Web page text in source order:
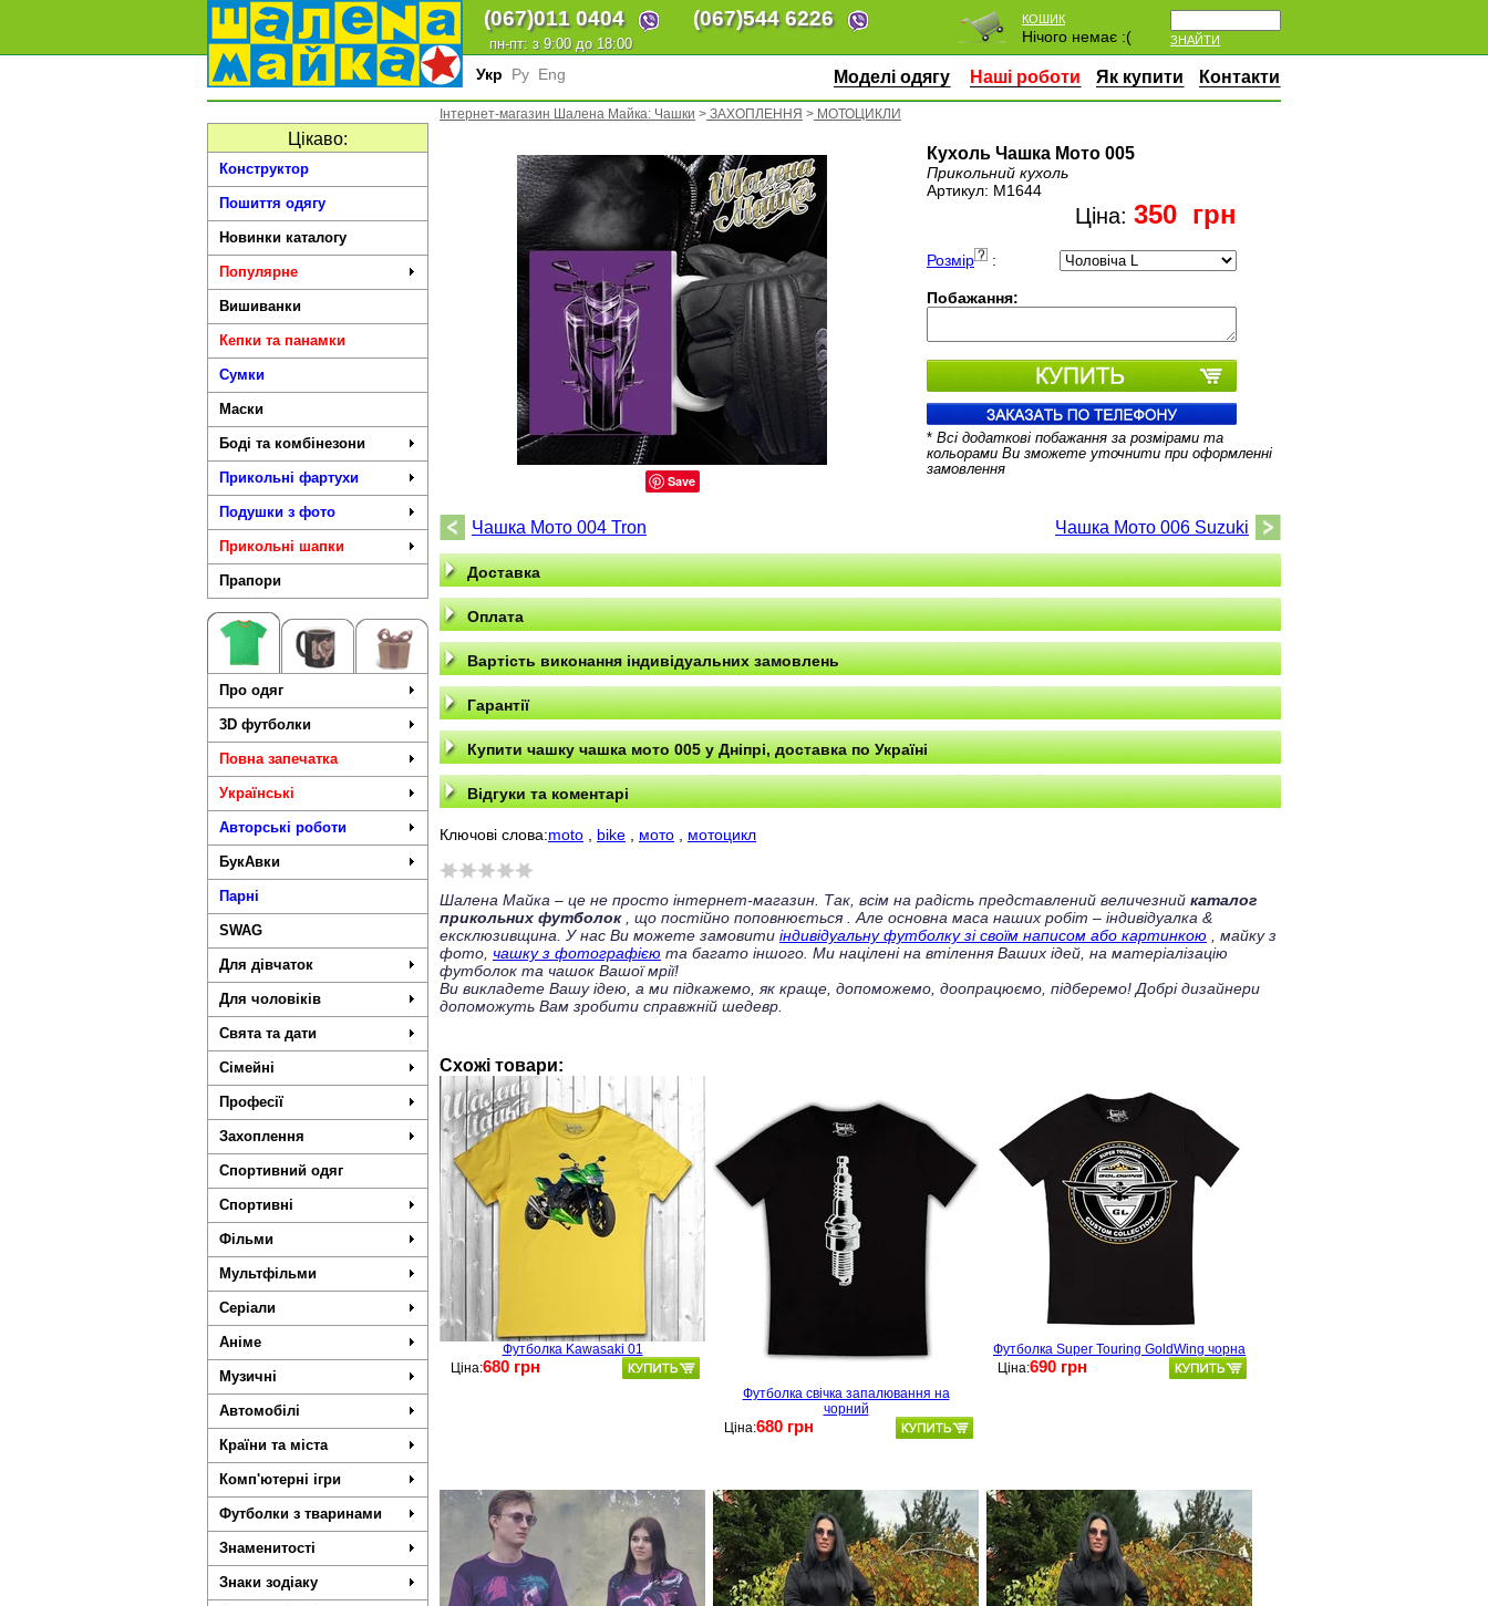
(067)011 0404 (067)544 6226
пн-пт: з 9:00 до 18:00 ЗНАЙТИ
КОШИК
Нічого немає :(
Укр Ру Eng Моделі одягу Наші роботи Як купити Контакти
Цікаво:
Конструктор
Пошиття одягу
Новинки каталогу
Популярне
Вишиванки
Кепки та панамки
Сумки
Маски
Боді та комбінезони
Прикольні фартухи
Подушки з фото
Прикольні шапки
Прапори
Про одяг
3D футболки
Повна запечатка
Українські
Авторські роботи
БукАвки
Парні
SWAG
Для дівчаток
Для чоловіків
Свята та дати
Сімейні
Професії
Захоплення
Спортивний одяг
Спортивні
Фільми
Мультфільми
Серіали
Аніме
Музичні
Автомобілі
Країни та міста
Комп'ютерні ігри
Футболки з тваринами
Знаменитості
Знаки зодіаку
Інтернет-магазин Шалена Майка: Чашки > ЗАХОПЛЕННЯ > МОТОЦИКЛИ
Save
Кухоль Чашка Мото 005
Прикольний кухоль
Артикул: M1644
Ціна: 350 грн
Розмір :
Побажання:
* Всі додаткові побажання за розмірами та
кольорами Ви зможете уточнити при оформленні
замовлення
Чашка Мото 004 Tron Чашка Мото 006 Suzuki
Доставка
Оплата
Вартість виконання індивідуальних замовлень
Гарантії
Купити чашку чашка мото 005 у Дніпрі, доставка по Україні
Відгуки та коментарі
Ключові слова:moto bike мото мотоцикл
Шалена Майка – це не просто інтернет-магазин. Так, всім на радість представлений величезний каталог
прикольних футболок, що постійно поповнюється
. Але основна маса наших робіт – індивідуалка &
ексклюзивщина. У нас Ви можете замовити індивідуальну футболку зі своїм написом або картинкою , майку з
фото, чашку з фотографією та багато іншого. Ми націлені на втілення Ваших ідей, на матеріалізацію
футболок та чашок Вашої мрії!
Ви викладете Вашу ідею, а ми підкажемо, як краще, допоможемо, доопрацюємо, підберемо! Добрі дизайнери
допоможуть Вам зробити справжній шедевр.
Схожі товари:
Футболка Kawasaki 01
Ціна:680 грн
Футболка свічка запалювання на
чорний
Ціна:680 грн
Футболка Super Touring GoldWing чорна
Ціна:690 грн